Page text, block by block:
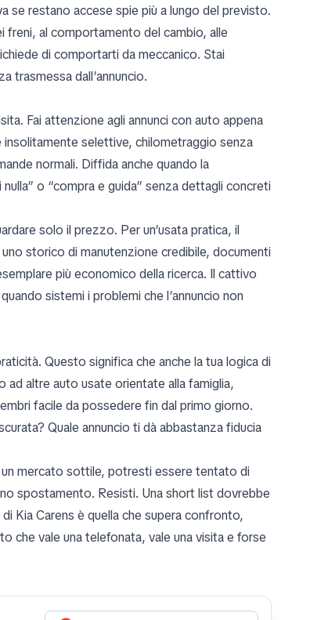
se restano accese spie più a lungo del previsto.
freni, al comportamento del cambio, alle
di comportarti da meccanico. Stai
trasmessa dall’annuncio.
Fai attenzione agli annunci con auto appena
selettive, chilometraggio senza
normali. Diffida anche quando la
o “compra e guida” senza dettagli concreti
solo il prezzo. Per un’usata pratica, il
storico di manutenzione credibile, documenti
più economico della ricerca. Il cattivo
sistemi i problemi che l’annuncio non
Questo significa che anche la tua logica di
altre auto usate orientate alla famiglia,
facile da possedere fin dal primo giorno.
Quale annuncio ti dà abbastanza fiducia
un mercato sottile, potresti essere tentato di
spostamento. Resisti. Una short list dovrebbe
Kia Carens è quella che supera confronto,
che vale una telefonata, vale una visita e forse